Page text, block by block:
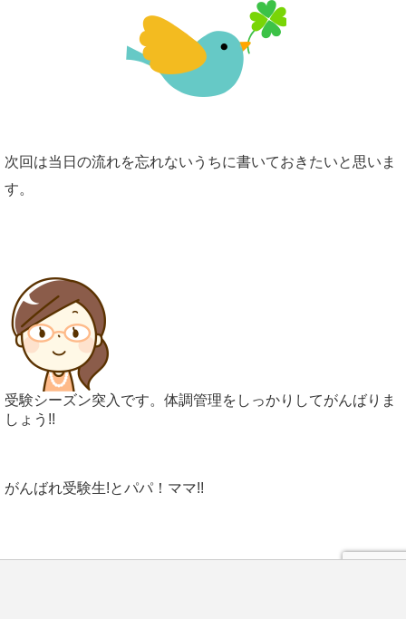
次回は当日の流れを忘れないうちに書いておきたいと思いま
す。
受験シーズン突入です。体調管理をしっかりしてがんばりま
しょう!!
がんばれ受験生!とパパ！ママ!!